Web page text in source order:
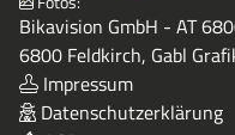
Bikavision GmbH - AT
6800 Feldkirch, Gabl
Impressum
Datenschutzerklärung